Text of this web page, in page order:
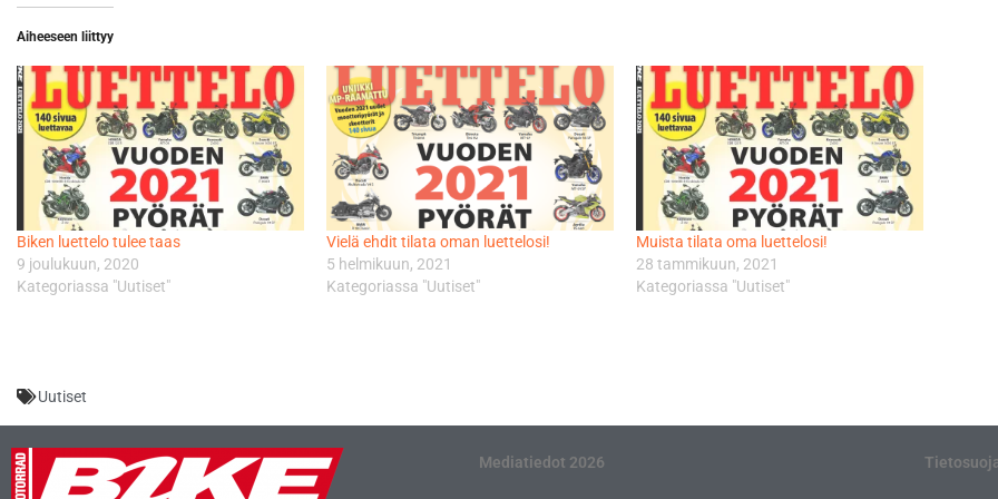
Aiheeseen liittyy
Biken luettelo tulee taas
9 joulukuun, 2020
Kategoriassa "Uutiset"
Vielä ehdit tilata oman luettelosi!
5 helmikuun, 2021
Kategoriassa "Uutiset"
Muista tilata oma luettelosi!
28 tammikuun, 2021
Kategoriassa "Uutiset"
Uutiset
Mediatiedot 2026